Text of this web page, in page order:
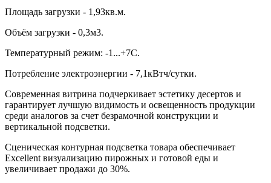
Площадь загрузки - 1,93кв.м.
Объём загрузки - 0,3м3.
Температурный режим: -1...+7С.
Потребление электроэнергии - 7,1кВтч/сутки.
Современная витрина подчеркивает эстетику десертов и
гарантирует лучшую видимость и освещенность продукции
среди аналогов за счет безрамочной конструкции и
вертикальной подсветки.
Сценическая контурная подсветка товара обеспечивает
Excellent визуализацию пирожных и готовой еды и
увеличивает продажи до 30%.